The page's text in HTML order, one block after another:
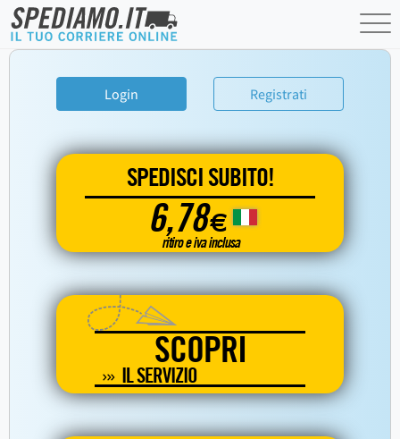
Login Registrati
SPEDISCI SUBITO!
6,78€
ritiro e iva inclusa
SCOPRI
IL SERVIZIO